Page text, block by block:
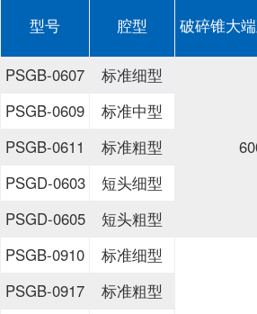
型号 腔型 破碎锥大
PSGB-0607
标准细型
PSGB-0609
标准中型
PSGB-0611
标准粗型
PSGD-0603
短头细型
PSGD-0605
短头粗型
PSGB-0910
标准细型
PSGB-0917
标准粗型